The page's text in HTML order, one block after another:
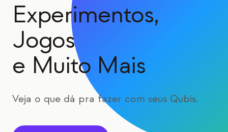
PARA
Entusiastas
Educadores
Organizações
Experimentos,
Jogos
e Muito Mais
Veja o que dá pra fazer com seus Qubis.